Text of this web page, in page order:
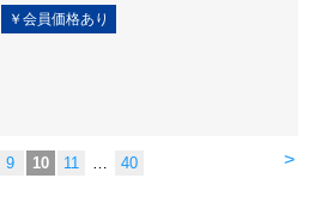
>
9 10 11 … 40